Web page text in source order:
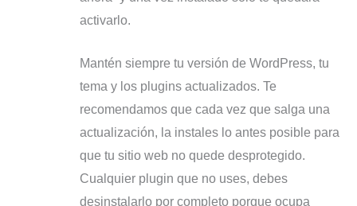
activarlo.
Mantén siempre tu versión de WordPress, tu
tema y los plugins actualizados. Te
recomendamos que cada vez que salga una
actualización, la instales lo antes posible para
que tu sitio web no quede desprotegido.
Cualquier plugin que no uses, debes
desinstalarlo por completo porque ocupa